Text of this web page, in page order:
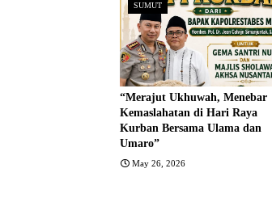
SUMUT
“Merajut Ukhuwah, Menebar
Kemaslahatan di Hari Raya
Kurban Bersama Ulama dan
Umaro”
May 26, 2026